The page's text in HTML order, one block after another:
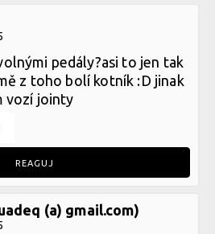
pedály?asi to jen tak
z toho bolí kotník :D jinak
vozí jointy
REAGUJ
(a) gmail.com)